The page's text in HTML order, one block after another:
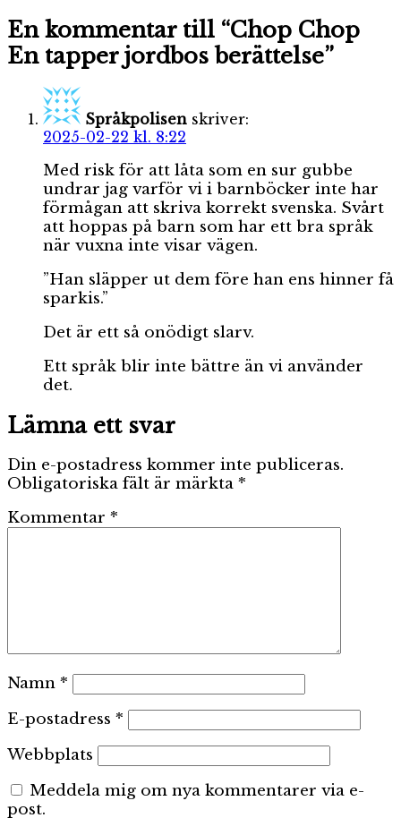
En kommentar till “Chop Chop
En tapper jordbos berättelse”
Språkpolisen skriver:
2025-02-22 kl. 8:22
Med risk för att låta som en sur gubbe
undrar jag varför vi i barnböcker inte har
förmågan att skriva korrekt svenska. Svårt
att hoppas på barn som har ett bra språk
när vuxna inte visar vägen.
”Han släpper ut dem före han ens hinner få
sparkis.”
Det är ett så onödigt slarv.
Ett språk blir inte bättre än vi använder
det.
Lämna ett svar
Din e-postadress kommer inte publiceras.
Obligatoriska fält är märkta *
Kommentar *
Namn *
E-postadress *
Webbplats
Meddela mig om nya kommentarer via e-
post.